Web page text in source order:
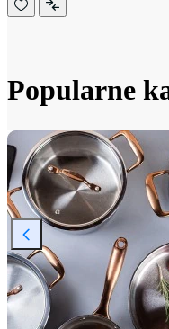
Popularne